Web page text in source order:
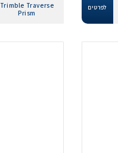
לפרטים
Trimble Traverse
Prism